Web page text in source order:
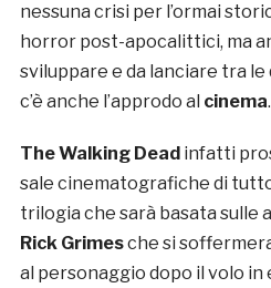
nessuna crisi per l’ormai
horror post-apocalittici, ma
sviluppare e da lanciare tra
c’è anche l’approdo al cinema.
The Walking Dead infatti
sale cinematografiche di
trilogia che sarà basata sulle
Rick Grimesche si
al personaggio dopo il volo